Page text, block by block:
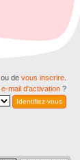
ou de vous inscrire
e-mail d'activation ?